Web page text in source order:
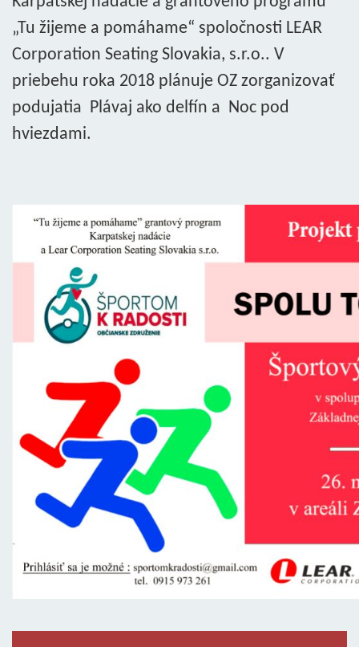
„Tu žijeme a pomáhame“ spoločnosti LEAR
Corporation Seating Slovakia, s.r.o.. V
priebehu roka 2018 plánuje OZ zorganizovať
podujatia Plávaj ako delfín a Noc pod
hviezdami.